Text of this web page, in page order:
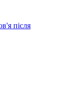
після